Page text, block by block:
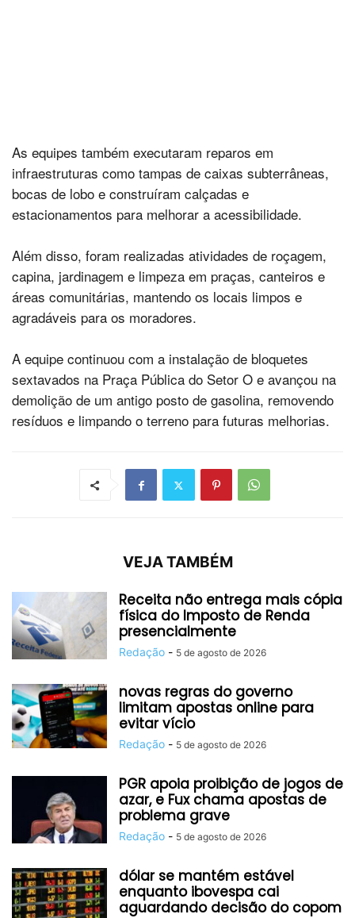
As equipes também executaram reparos em
infraestruturas como tampas de caixas subterrâneas,
bocas de lobo e construíram calçadas e
estacionamentos para melhorar a acessibilidade.
Além disso, foram realizadas atividades de roçagem,
capina, jardinagem e limpeza em praças, canteiros e
áreas comunitárias, mantendo os locais limpos e
agradáveis para os moradores.
A equipe continuou com a instalação de bloquetes
sextavados na Praça Pública do Setor O e avançou na
demolição de um antigo posto de gasolina, removendo
resíduos e limpando o terreno para futuras melhorias.
VEJA TAMBÉM
Receita não entrega mais cópia
física do Imposto de Renda
presencialmente
Redação - 5 de agosto de 2026
novas regras do governo
limitam apostas online para
evitar vício
Redação - 5 de agosto de 2026
PGR apoia proibição de jogos de
azar, e Fux chama apostas de
problema grave
Redação - 5 de agosto de 2026
dólar se mantém estável
enquanto ibovespa cai
aguardando decisão do copom